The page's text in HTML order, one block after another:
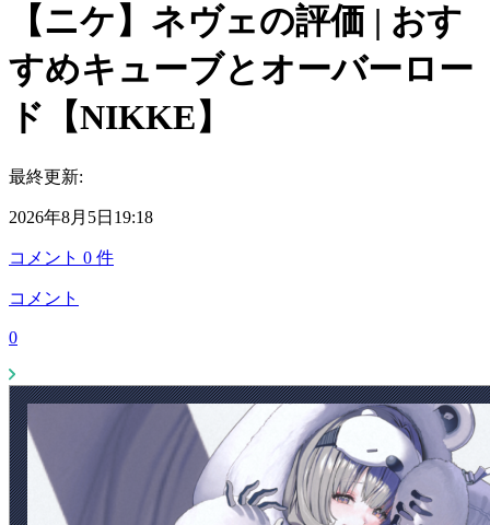
【ニケ】ネヴェの評価 | おす
すめキューブとオーバーロー
ド【NIKKE】
最終更新:
2026年8月5日19:18
コメント 0 件
コメント
0